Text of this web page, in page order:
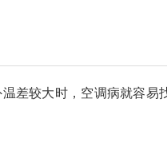
差较大时，空调病就容易